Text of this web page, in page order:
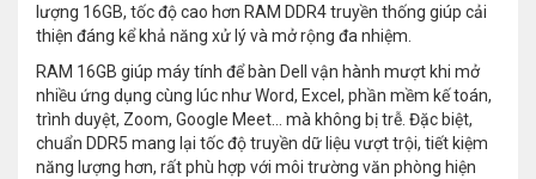
lượng 16GB, tốc độ cao hơn RAM DDR4 truyền thống giúp cải
thiện đáng kể khả năng xử lý và mở rộng đa nhiệm.
RAM 16GB giúp máy tính để bàn Dell vận hành mượt khi mở
nhiều ứng dụng cùng lúc như Word, Excel, phần mềm kế toán,
trình duyệt, Zoom, Google Meet… mà không bị trễ. Đặc biệt,
chuẩn DDR5 mang lại tốc độ truyền dữ liệu vượt trội, tiết kiệm
năng lượng hơn, rất phù hợp với môi trường văn phòng hiện